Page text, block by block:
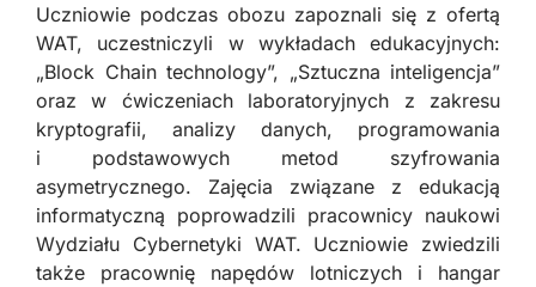
Uczniowie podczas obozu zapoznali się z ofertą
WAT, uczestniczyli w wykładach edukacyjnych:
„Block Chain technology”, „Sztuczna inteligencja”
oraz w ćwiczeniach laboratoryjnych z zakresu
kryptografii, analizy danych, programowania
i podstawowych metod szyfrowania
asymetrycznego. Zajęcia związane z edukacją
informatyczną poprowadzili pracownicy naukowi
Wydziału Cybernetyki WAT. Uczniowie zwiedzili
także pracownię napędów lotniczych i hangar